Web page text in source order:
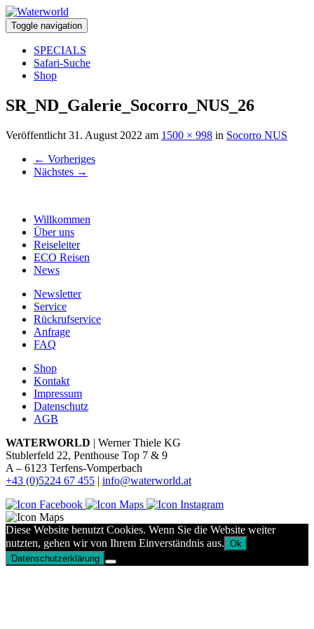
Toggle navigation
SPECIALS
Safari-Suche
Shop
SR_ND_Galerie_Socorro_NUS_26
Veröffentlicht 31. August 2022 am 1500 × 998 in Socorro NUS
← Vorheriges
Nächstes →
Willkommen
Über uns
Reiseleiter
ECO Reisen
News
Newsletter
Service
Rückrufservice
Anfrage
FAQ
Shop
Kontakt
Impressum
Datenschutz
AGB
WATERWORLD | Werner Thiele KG
Stublerfeld 22, Penthouse Top 7 & 9
A – 6123 Terfens-Vomperbach
+43 (0)5224 67 455 | info@waterworld.at
Diese Website benutzt Cookies. Wenn Sie die Website weiter
nutzten, gehen wir von Ihrem Einverständnis aus. Ok
Datenschutzerklärung